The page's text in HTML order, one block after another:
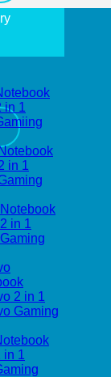
in 1
in 1
in 1
2 in 1
Gaming
in 1